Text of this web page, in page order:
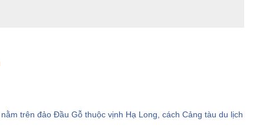
trên đảo Đầu Gỗ thuộc vịnh Hạ Long, cách Cảng tàu du lịch